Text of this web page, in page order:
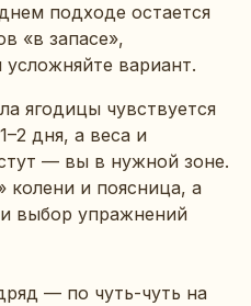
подходе остается
«в запасе»,
усложняйте вариант.
ягодицы чувствуется
дня, а веса и
— вы в нужной зоне.
колени и поясница, а
выбор упражнений
— по чуть-чуть на